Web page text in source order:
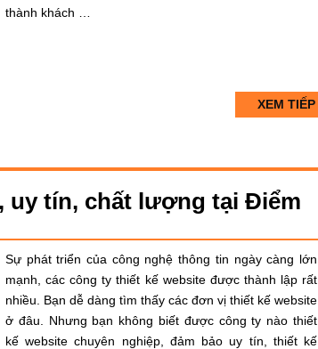
thành khách …
XEM TIẾP
uy tín, chất lượng tại Điểm
Sự phát triển của công nghệ thông tin ngày càng lớn
mạnh, các công ty thiết kế website được thành lập rất
nhiều. Bạn dễ dàng tìm thấy các đơn vị thiết kế website
ở đâu. Nhưng bạn không biết được công ty nào thiết
kế website chuyên nghiệp, đảm bảo uy tín, thiết kế